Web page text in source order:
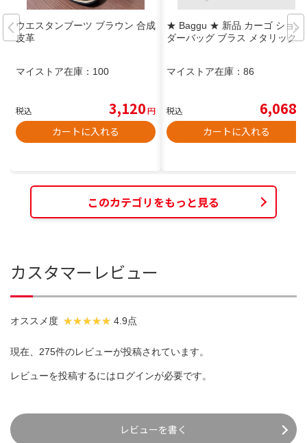
ウエスタンブーツ ブラウン 合成
皮革
マイストア在庫： 100
税込 3,120円
カートに入れる
★ Baggu ★ 新品 カーゴ ショル
ダーバッグ ブラス メタリック
マイストア在庫： 86
税込 6,068
カートに入れる
このカテゴリをもっと見る
カスタマーレビュー
オススメ度 4.9点
現在、275件のレビューが投稿されています。
レビューを投稿するにはログインが必要です。
レビューを書く